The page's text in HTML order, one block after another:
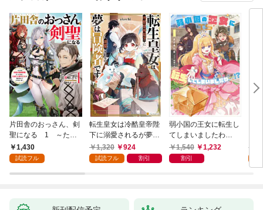
片田舎のおっさん、剣
聖になる 1 ～ただ
の田舎の剣術師範だっ
たのに、大成した弟子
ない件～
1,430
試読フル
転生皇女は冷酷皇帝陛
下に溺愛されるが夢は
冒険者です！
1,320 924
試読フル 割引
弱小国の王女に転生し
てしまいましたわ
～！？ 1巻
1,540 1,232
割引